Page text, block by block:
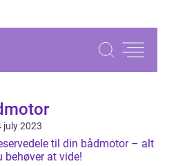
july 2023
til din bådmotor – alt
behøver at vide!